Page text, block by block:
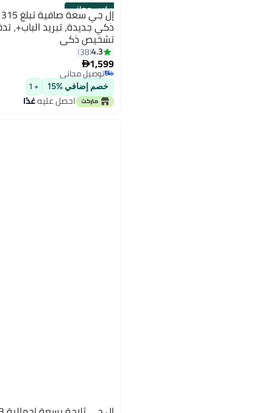
تركيب مجاني
ذكي جديدة، تبريد الباب+،
تشخيص ذكي
4.3
38
1,599
توصيل مجاني
توصيل مجاني
خصم إضافي %15 + 1
احصل عليهغدًا